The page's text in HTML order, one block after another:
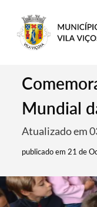
Mundial
Atualizado em
publicado em 21 de